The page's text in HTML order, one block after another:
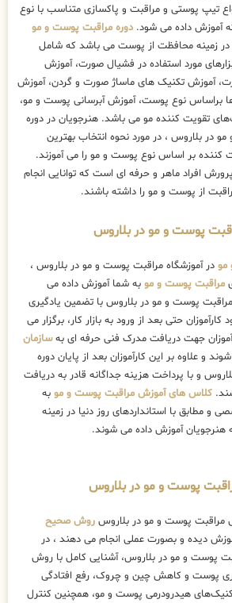
تیپ پوستی و مراقبت و پاکسازی متناسب با نوع
آموزش داده می شود.دوره مراقبت پوست و مو
زمینه محافظت از پوست می باشد که شامل
مورد استفاده در فشیال صورت، آموزش
آموزش تکنیک های ماساژ صورت و گردن، آموزش
ها براساس نوع پوست، آموزش آبرسانی پوست و مو،
تقویت کننده مو می باشد. هنرجویان در دوره
در بلاروس ، در مورد نحوه انتخاب بهترین
کننده بر اساس نوع پوست و مو را می آموزند.
افراد ماهر و حرفه ای است که توانایی انجام
از پوست و مو را داشته باشند.
پوست و مو در بلاروس
مو در آموزشگاه مراقبت پوست و مو در بلاروس ،
مراقبت پوست و مو به شما آموزش داده می
پوست و مو در بلاروس با تضمین یادگیری
حتی بعد از ورود به بازار کار، برگزار می
جهت دریافت مدرک فنی حرفه ای بهسازمان
و علاوه بر این کارآموزان بعد از پایان دوره
و با پرداخت هزینه جداگانه قادر به دریافت
کلاس های آموزش مراقبت پوست و مو به
و مطابق با استانداردهای روز دنیا در زمینه
هنرجویان آموزش داده می شوند.
پوست و مو در بلاروس
مراقبت پوست و مو در بلاروس روش صحیح
دیده و بصورت عملی انجام می دهند ، در
پوست و مو در بلاروس، آشنایی کامل با روش
پوست و کاهش چین و چروک، رفع افتادگی
هیدرودرمی پوست و مو، همچنین کنترل